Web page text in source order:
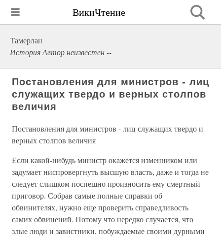
ВикиЧтение
Тамерлан
История Автор неизвестен --
Постановления для министров - лиц
служащих твердо и верных столпов
величия
Постановления для министров - лиц служащих твердо и
верных столпов величия
Если какой-нибудь министр окажется изменником или
задумает ниспровергнуть высшую власть, даже и тогда не
следует слишком поспешно произносить ему смертный
приговор. Собрав самые полные справки об
обвинителях, нужно еще проверить справедливость
самих обвинений. Потому что нередко случается, что
злые люди и завистники, побуждаемые своими дурными